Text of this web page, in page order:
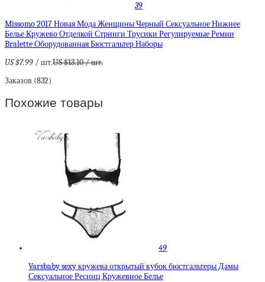
39
Missomo 2017 Новая Мода Женщины Черный Сексуальное Нижнее
Белье Кружево Отделкой Стринги Трусики Регулируемые Ремни
Bralette Оборудованная Бюстгальтер Наборы
US $7.99 / шт.US $13.10/ шт.
Заказов (832)
Похожие товары
49
Varsbaby sexy кружева открытый кубок бюстгальтеры Дамы
Сексуальное Ресниц Кружевное Белье